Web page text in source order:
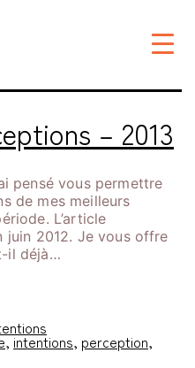
– 2013
pensé vous permettre
de mes meilleurs
L’article
juin 2012. Je vous offre
il déjà…
,intentions, perception,